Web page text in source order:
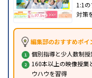
1:1
対策
編集部のおすすめポイ
個別指導と少人数制
160本以上の映像授業
ウハウを習得